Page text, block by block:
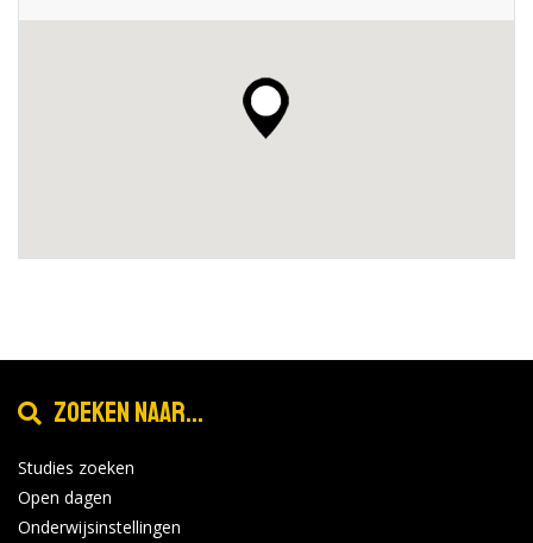
Zoeken naar...
Studies zoeken
Open dagen
Onderwijsinstellingen